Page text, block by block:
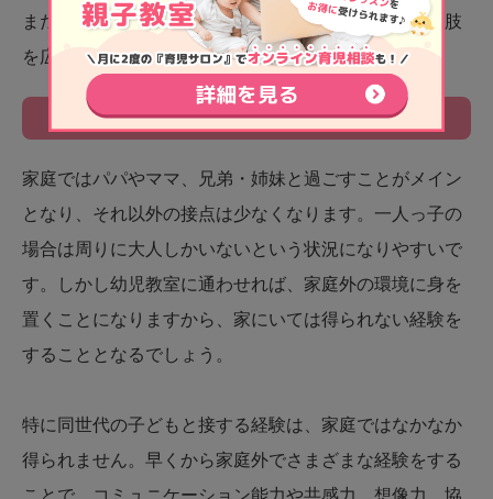
まだわかりませんが、今身につけた能力が将来の選択肢
を広げてくれる可能性は十分あるでしょう。
家庭外の環境で経験が得られる
家庭ではパパやママ、兄弟・姉妹と過ごすことがメイン
となり、それ以外の接点は少なくなります。一人っ子の
場合は周りに大人しかいないという状況になりやすいで
す。しかし幼児教室に通わせれば、家庭外の環境に身を
置くことになりますから、家にいては得られない経験を
することとなるでしょう。
特に同世代の子どもと接する経験は、家庭ではなかなか
得られません。早くから家庭外でさまざまな経験をする
ことで、コミュニケーション能力や共感力、想像力、協